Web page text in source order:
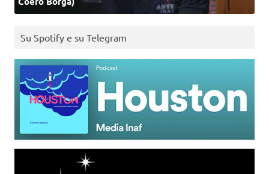
Su Spotify e su Telegram